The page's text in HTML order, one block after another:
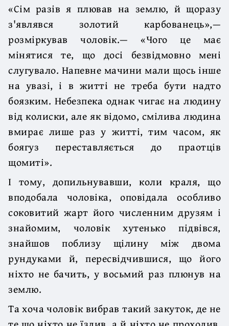
«Сім разів я плював на землю, й щоразу
з'являвся золотий карбованець»,—
розміркував чоловік.— «Чого це має
мінятися те, що досі безвідмовно мені
слугувало. Напевне мачини мали щось інше
на увазі, і в житті не треба бути надто
боязким. Небезпека однак чигає на людину
від колиски, але як відомо, смілива людина
вмирає лише раз у житті, тим часом, як
боягуз переставляється до праотців
щомиті».
І тому, допильнувавши, коли краля, що
вподобала чоловіка, оповідала особливо
соковитий жарт його численним друзям і
знайомим, чоловік хутенько підвівся,
знайшов поблизу щілину між двома
рундуками й, пересвідчившися, що його
ніхто не бачить, у восьмий раз плюнув на
землю.
Та хоча чоловік вибрав такий закуток, де не